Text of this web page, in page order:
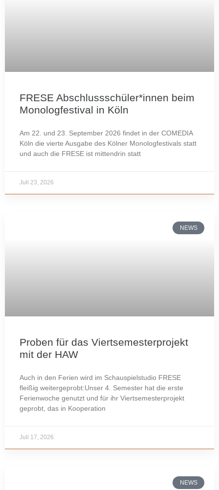
FRESE Abschlussschüler*innen beim
Monologfestival in Köln
Am 22. und 23. September 2026 findet in der COMEDIA
Köln die vierte Ausgabe des Kölner Monologfestivals statt
und auch die FRESE ist mittendrin statt
Juli 23, 2026
NEWS
Proben für das Viertsemesterprojekt
mit der HAW
Auch in den Ferien wird im Schauspielstudio FRESE
fleißig weitergeprobt:Unser 4. Semester hat die erste
Ferienwoche genutzt und für ihr Viertsemesterprojekt
geprobt, das in Kooperation
Juli 17, 2026
NEWS